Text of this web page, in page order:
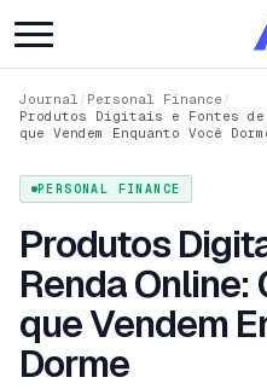
Journal / Personal Finance /
Produtos Digitais e Fontes
que Vendem Enquanto Você
PERSONAL FINANCE
Produtos
Renda
que Vendem
Dorme